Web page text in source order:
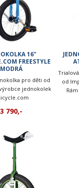
16"
FREESTYLE
MODRÁ
pro děti od
jednokolek
3 790,-
od